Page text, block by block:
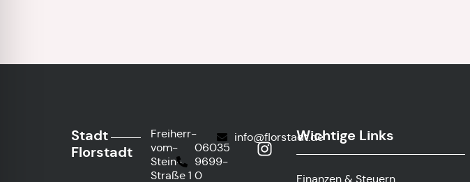
Stadt
Florstadt
Freiherr-
vom-
Stein-
Straße 1
06035
9699-
0
info@florstadt.deWichtige Links
Finanzen & Steuern